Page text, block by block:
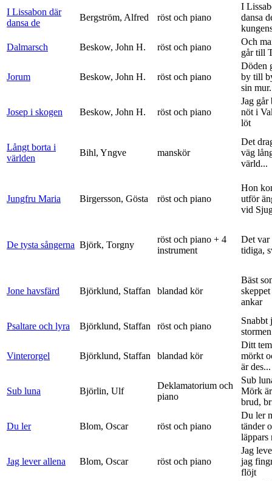
I Lissabon där
dansa de
Bergström, Alfred röst och piano
I
dansa
Dalmarsch
Beskow, John H. röst och piano
Och
går till
Jorum Beskow, John H. röst och piano
Döden
by till
sin
Josep i skogen Beskow, John H. röst och piano
Jag går
nöt i
löt
Långt borta i
världen
Bihl, Yngve manskör
Det
väg
värld...
Jungfru Maria Birgersson, Gösta röst och piano
Hon
utför
vid
De tysta sångerna Björk, Torgny
röst och piano + 4
instrument
Det var
tidiga,
Jone havsfärd Björklund, Staffan blandad kör
Bäst
ankar
Psaltare och lyra Björklund, Staffan röst och piano
Snabbt
Vinterorgel Björklund, Staffan blandad kör
Ditt
mörkt
är des...
Sub luna Björlin, Ulf
Deklamatorium och
piano
Sub
Mörk
brud,
Du ler Blom, Oscar röst och piano
Du ler
tänder
läppars
Jag lever allena Blom, Oscar röst och piano
Jag
jag
flöjt